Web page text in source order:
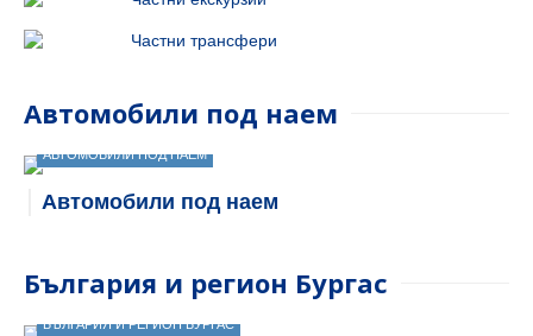
Частни трансфери
Автомобили под наем
АВТОМОБИЛИ ПОД НАЕМ
Автомобили под наем
България и регион Бургас
БЪЛГАРИЯ И РЕГИОН БУРГАС